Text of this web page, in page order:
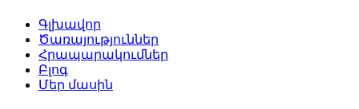
Գլխավոր
Ծառայություններ
Հրապարակումներ
Բլոգ
Մեր մասին